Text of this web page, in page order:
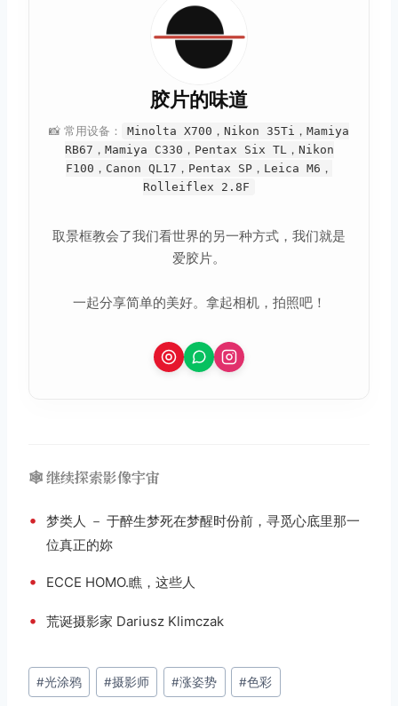
胶片的味道
📸 常用设备：
Minolta X700，Nikon 35Ti，Mamiya
RB67，Mamiya C330，Pentax Six TL，Nikon
F100，Canon QL17，Pentax SP，Leica M6，
Rolleiflex 2.8F
取景框教会了我们看世界的另一种方式，我们就是
爱胶片。
一起分享简单的美好。拿起相机，拍照吧！
🕸️ 继续探索影像宇宙
•
梦类人 － 于醉生梦死在梦醒时份前，寻觅心底里那一
位真正的妳
• ECCE HOMO.瞧，这些人
• 荒诞摄影家 Dariusz Klimczak
文
章
#光涂鸦 #摄影师 #涨姿势 #色彩